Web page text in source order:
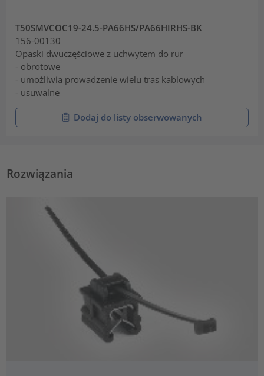
T50SMVCOC19-24.5-PA66HS/PA66HIRHS-BK
156-00130
Opaski dwuczęściowe z uchwytem do rur
- obrotowe
- umożliwia prowadzenie wielu tras kablowych
- usuwalne
Dodaj do listy obserwowanych
Rozwiązania